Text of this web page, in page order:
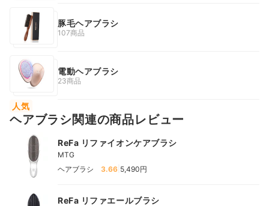
豚毛ヘアブラシ
107商品
電動ヘアブラシ
23商品
人気
ヘアブラシ関連の商品レビュー
ReFa リファイオンケアブラシ
MTG
ヘアブラシ
3.66 5,490円
ReFa リファエールブラシ